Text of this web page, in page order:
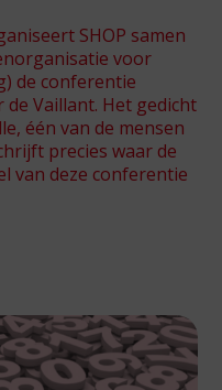
SHOP samen
voor
de conferentie
de Vaillant. Het gedicht
één van de mensen
precies waar de
van deze conferentie